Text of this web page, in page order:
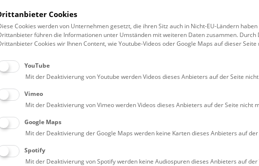
Erwachsene (0)
Familien (0)
Führungen &
Kulinarik &
Cookies
Cookies werden von Unternehmen gesetzt, die ihren Sitz auch in Nicht-EU-Ländern haben
führen die Informationen unter Umständen mit weiteren Daten zusammen. Durch
Cookies wir Ihnen Content, wie Youtube-Videos oder Google Maps auf dieser
YouTube
Mit der Deaktivierung von Youtube werden Videos dieses Anbieters auf der Seite
Vimeo
Mit der Deaktivierung von Vimeo werden Videos dieses Anbieters auf der Seite nicht
Google Maps
Mit der Deaktivierung der Google Maps werden keine Karten dieses Anbieters auf
Spotify
Mit der Deaktivierung von Spotify werden keine Audiospuren dieses Anbieters auf